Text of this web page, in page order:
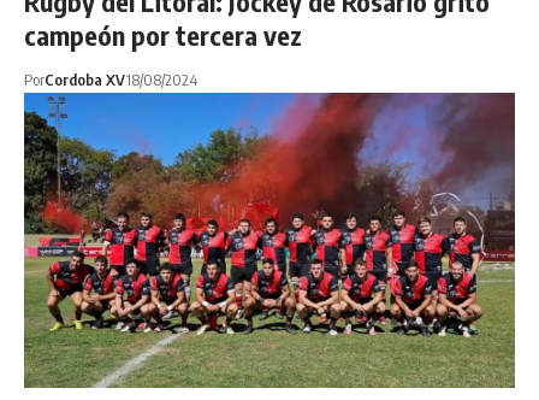
campeón por tercera vez
PorCordoba XV18/08/2024